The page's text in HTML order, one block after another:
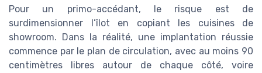
Pour un primo-accédant, le risque est de
surdimensionner l’îlot en copiant les cuisines de
showroom. Dans la réalité, une implantation réussie
commence par le plan de circulation, avec au moins 90
centimètres libres autour de chaque côté, voire